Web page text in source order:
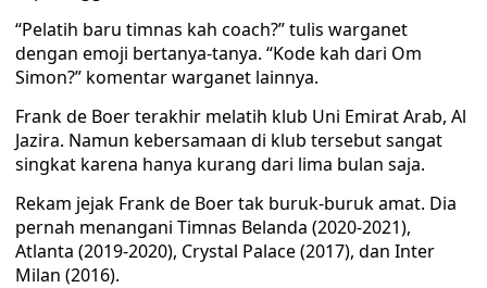
“Pelatih baru timnas kah coach?” tulis warganet
dengan emoji bertanya-tanya. “Kode kah dari Om
Simon?” komentar warganet lainnya.
Frank de Boer terakhir melatih klub Uni Emirat Arab, Al
Jazira. Namun kebersamaan di klub tersebut sangat
singkat karena hanya kurang dari lima bulan saja.
Rekam jejak Frank de Boer tak buruk-buruk amat. Dia
pernah menangani Timnas Belanda (2020-2021),
Atlanta (2019-2020), Crystal Palace (2017), dan Inter
Milan (2016).